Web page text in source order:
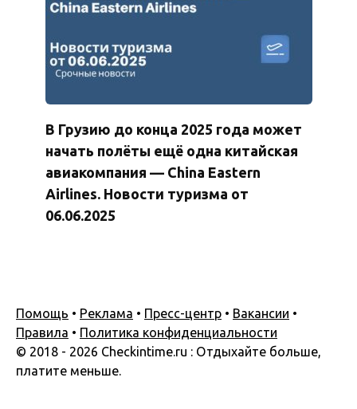
В Грузию до конца 2025 года может
начать полёты ещё одна китайская
авиакомпания — China Eastern
Airlines. Новости туризма от
06.06.2025
Помощь • Реклама • Пресс-центр • Вакансии •
Правила • Политика конфиденциальности
© 2018 - 2026 Checkintime.ru : Отдыхайте больше,
платите меньше.